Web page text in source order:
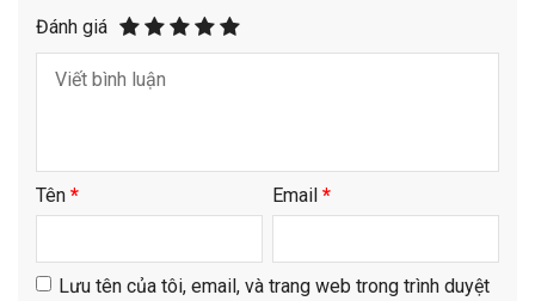
Đánh giá
Tên * Email *
Lưu tên của tôi, email, và trang web trong trình duyệt